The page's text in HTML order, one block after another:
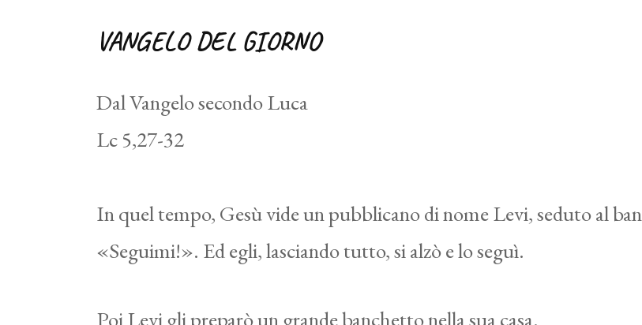
VANGELO DEL GIORNO
Dal Vangelo secondo Luca
Lc 5,27-32
In quel tempo, Gesù vide un pubblicano di nome Levi, seduto al
«Seguimi!». Ed egli, lasciando tutto, si alzò e lo seguì.
Poi Levi gli preparò un grande banchetto nella sua casa.